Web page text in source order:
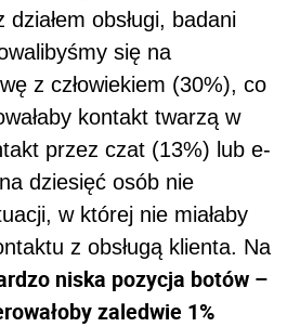
obsługi, badani
się na
z człowiekiem (30%), co
kontakt twarzą w
przez czat (13%) lub e-
dziesięć osób nie
w której nie miałaby
z obsługą klienta. Na
niska pozycja botów –
zaledwie 1%